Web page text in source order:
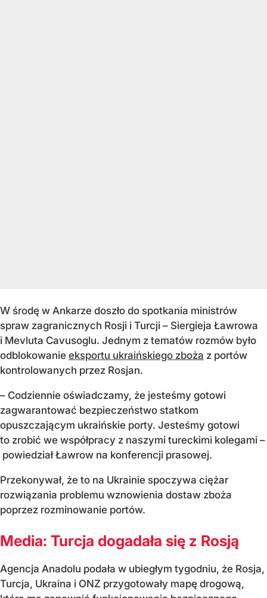
W środę w Ankarze doszło do spotkania ministrów
spraw zagranicznych Rosji i Turcji – Siergieja Ławrowa
i Mevluta Cavusoglu. Jednym z tematów rozmów było
odblokowanie eksportu ukraińskiego zboża z portów
kontrolowanych przez Rosjan.
– Codziennie oświadczamy, że jesteśmy gotowi
zagwarantować bezpieczeństwo statkom
opuszczającym ukraińskie porty. Jesteśmy gotowi
to zrobić we współpracy z naszymi tureckimi kolegami –
powiedział Ławrow na konferencji prasowej.
Przekonywał, że to na Ukrainie spoczywa ciężar
rozwiązania problemu wznowienia dostaw zboża
poprzez rozminowanie portów.
Media: Turcja dogadała się z Rosją
Agencja Anadolu podała w ubiegłym tygodniu, że Rosja,
Turcja, Ukraina i ONZ przygotowały mapę drogową,